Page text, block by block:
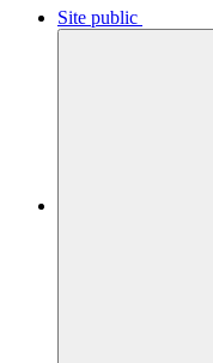
Site public